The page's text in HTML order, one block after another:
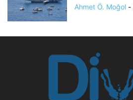
Ahmet Ö. Moğol -